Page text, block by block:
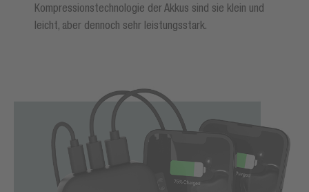
Kompressionstechnologie der Akkus sind sie klein und
leicht, aber dennoch sehr leistungsstark.